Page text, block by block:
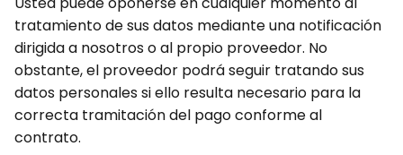
tratamiento de sus datos mediante una notificación
dirigida a nosotros o al propio proveedor. No
obstante, el proveedor podrá seguir tratando sus
datos personales si ello resulta necesario para la
correcta tramitación del pago conforme al
contrato.